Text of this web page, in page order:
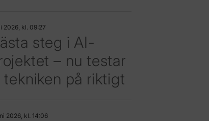
2026, kl. 09:27
steg i AI-
– nu testar
tekniken på riktigt
2026, kl. 14:06